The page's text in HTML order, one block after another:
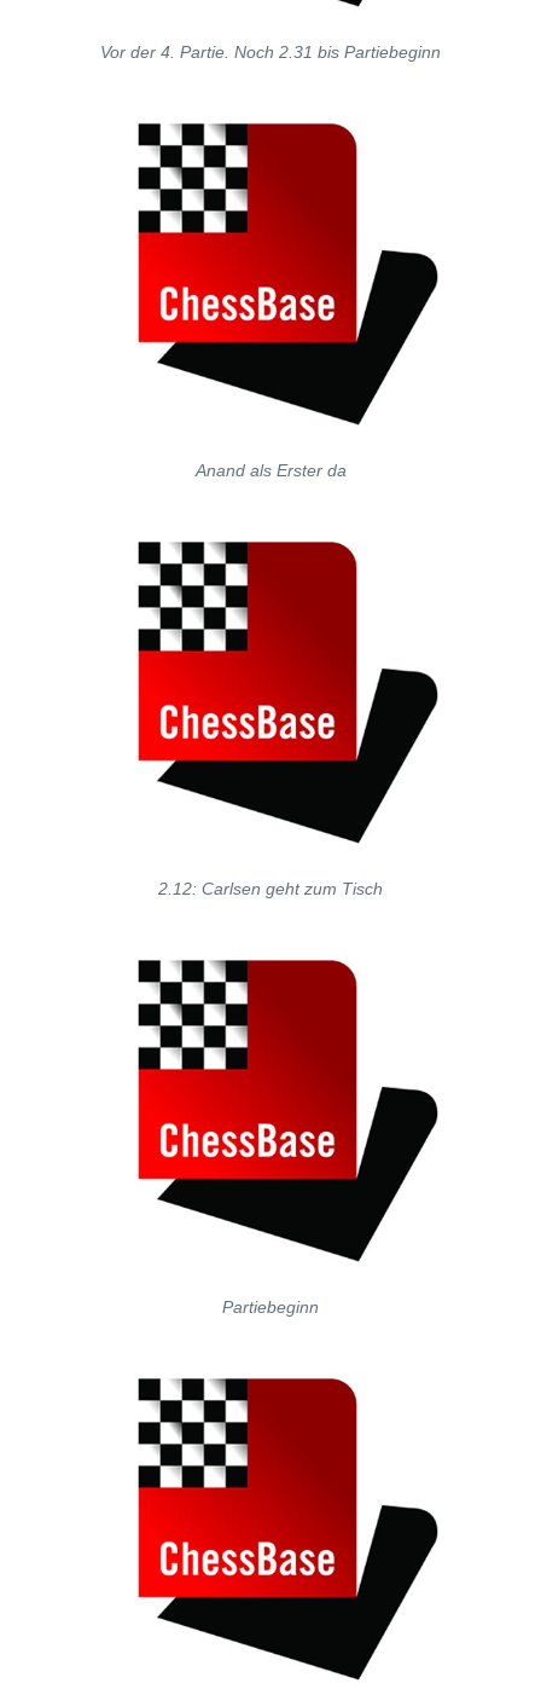
Vor der 4. Partie. Noch 2.31 bis Partiebeginn
Anand als Erster da
2.12: Carlsen geht zum Tisch
Partiebeginn